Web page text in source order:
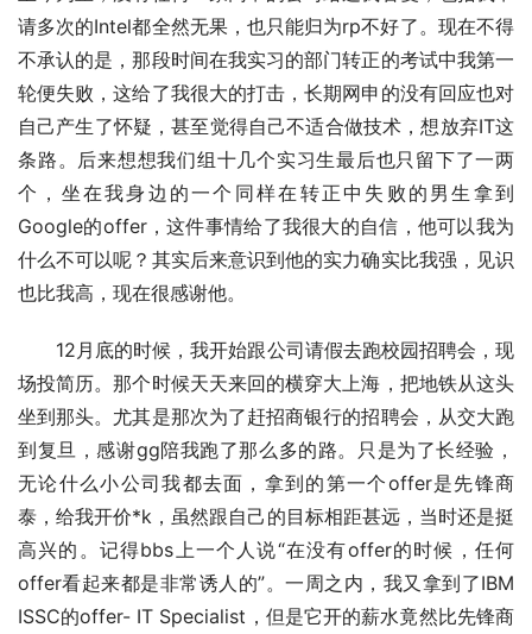
请多次的Intel都全然无果，也只能归为rp不好了。现在不得
不承认的是，那段时间在我实习的部门转正的考试中我第一
轮便失败，这给了我很大的打击，长期网申的没有回应也对
自己产生了怀疑，甚至觉得自己不适合做技术，想放弃IT这
条路。后来想想我们组十几个实习生最后也只留下了一两
个，坐在我身边的一个同样在转正中失败的男生拿到
Google的offer，这件事情给了我很大的自信，他可以我为
什么不可以呢？其实后来意识到他的实力确实比我强，见识
也比我高，现在很感谢他。
12月底的时候，我开始跟公司请假去跑校园招聘会，现
场投简历。那个时候天天来回的横穿大上海，把地铁从这头
坐到那头。尤其是那次为了赶招商银行的招聘会，从交大跑
到复旦，感谢gg陪我跑了那么多的路。只是为了长经验，
无论什么小公司我都去面，拿到的第一个offer是先锋商
泰，给我开价*k，虽然跟自己的目标相距甚远，当时还是挺
高兴的。记得bbs上一个人说“在没有offer的时候，任何
offer看起来都是非常诱人的”。一周之内，我又拿到了IBM
ISSC的offer- IT Specialist，但是它开的薪水竟然比先锋商